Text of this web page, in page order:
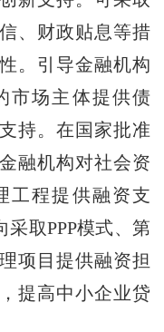
、财政贴息等措
。引导金融机构
市场主体提供债
持。在国家批准
融机构对社会资
工程提供融资支
取PPP模式、第
项目提供融资担
提高中小企业贷